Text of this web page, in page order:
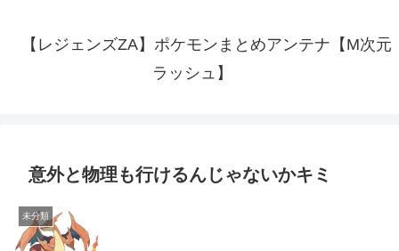
【レジェンズZA】ポケモンまとめアンテナ【M次元
ラッシュ】
意外と物理も行けるんじゃないかキミ
未分類